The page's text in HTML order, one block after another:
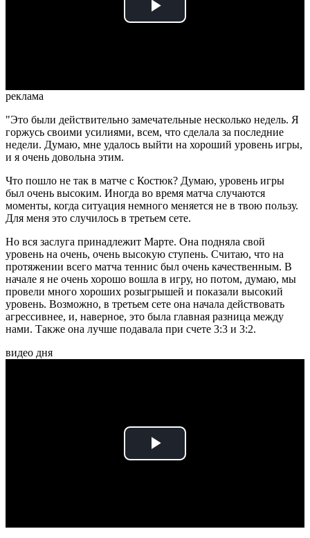
Play
реклама
"Это были действительно замечательные несколько недель. Я
горжусь своими усилиями, всем, что сделала за последние
недели. Думаю, мне удалось выйти на хороший уровень игры,
и я очень довольна этим.
Что пошло не так в матче с Костюк? Думаю, уровень игры
был очень высоким. Иногда во время матча случаются
моменты, когда ситуация немного меняется не в твою пользу.
Для меня это случилось в третьем сете.
Но вся заслуга принадлежит Марте. Она подняла свой
уровень на очень, очень высокую ступень. Считаю, что на
протяжении всего матча теннис был очень качественным. В
начале я не очень хорошо вошла в игру, но потом, думаю, мы
провели много хороших розыгрышей и показали высокий
уровень. Возможно, в третьем сете она начала действовать
агрессивнее, и, наверное, это была главная разница между
нами. Также она лучше подавала при счете 3:3 и 3:2.
видео дня
Play